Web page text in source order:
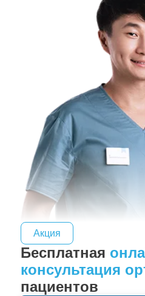
Акция
Бесплатная
консультация
пациентов